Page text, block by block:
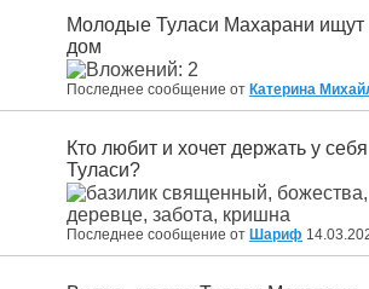
Молодые Туласи Махарани ищут
дом
Последнее сообщение от Катерина
Кто любит и хочет держать у себя
Туласи?
Последнее сообщение от Шариф